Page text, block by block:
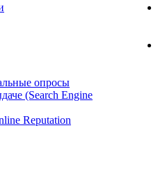
опросы
(Search Engine
Reputation